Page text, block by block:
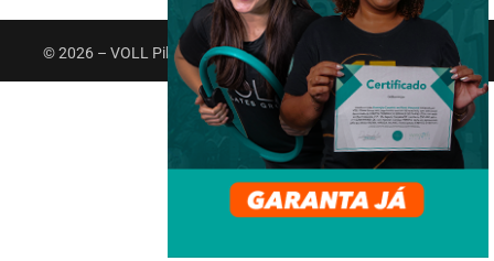
© 2026 – VOLL Pilates Group. Todos os direitos reservados.